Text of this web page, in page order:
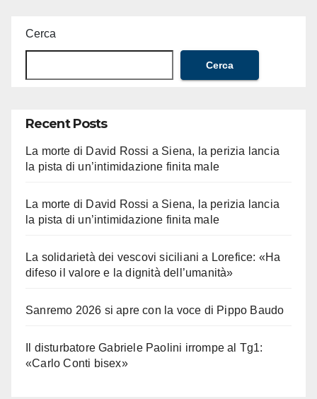
Cerca
Cerca
Recent Posts
La morte di David Rossi a Siena, la perizia lancia
la pista di un’intimidazione finita male
La morte di David Rossi a Siena, la perizia lancia
la pista di un’intimidazione finita male
La solidarietà dei vescovi siciliani a Lorefice: «Ha
difeso il valore e la dignità dell’umanità»
Sanremo 2026 si apre con la voce di Pippo Baudo
Il disturbatore Gabriele Paolini irrompe al Tg1:
«Carlo Conti bisex»